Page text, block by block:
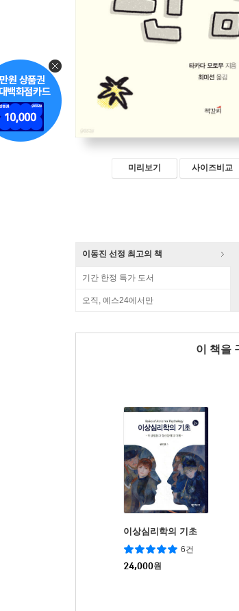
미리보기 사이즈비교
이동진 선정 최고의 책
기간 한정 특가 도서
오직, 예스24에서만
이 책을
이상심리학의 기초
6건
24,000원